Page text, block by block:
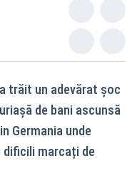
trăit un adevărat șoc
de bani ascunsă
Germania unde
dificili marcați de